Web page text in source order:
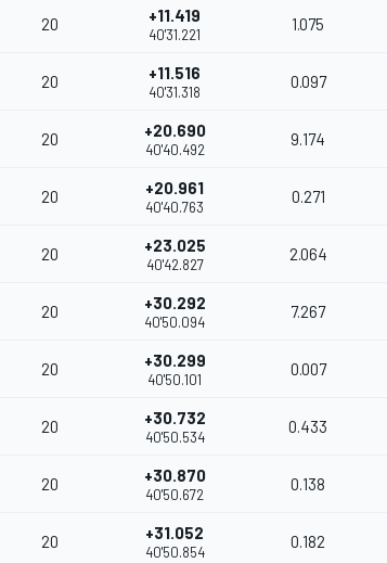
20 +11.419
40'31.221
1.075
20 +11.516
40'31.318
0.097
20 +20.690
40'40.492
9.174
20 +20.961
40'40.763
0.271
20 +23.025
40'42.827
2.064
20 +30.292
40'50.094
7.267
20 +30.299
40'50.101
0.007
20 +30.732
40'50.534
0.433
20 +30.870
40'50.672
0.138
20 +31.052
40'50.854
0.182